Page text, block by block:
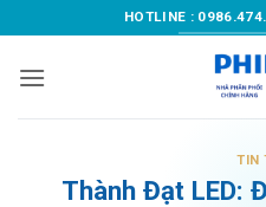
qua
nội
HOTLINE :
TIN
Thành Đạt LED: